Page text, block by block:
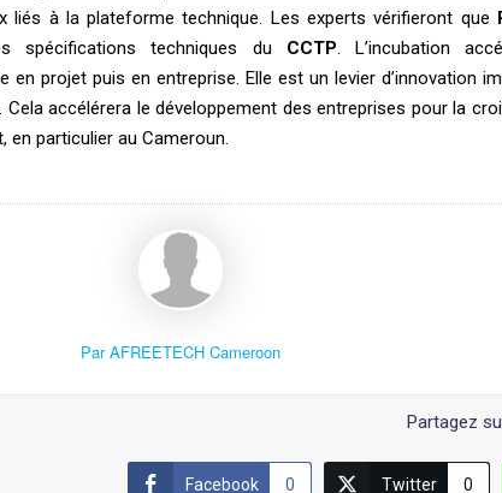
liés à la plateforme technique. Les experts vérifieront que
spécifications techniques du CCTP. L’incubation
en projet puis en entreprise. Elle est un levier d’innovation
Cela accélérera le développement des entreprises pour la
en particulier au Cameroun.
Par AFREETECH Cameroon
Partagez
Facebook 0 Twitter 0